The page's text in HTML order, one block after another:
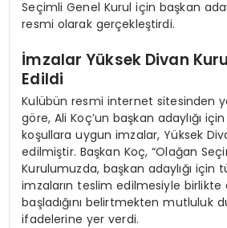
Seçimli Genel Kurul için başkan
resmi olarak gerçekleştirdi.
İmzalar Yüksek Divan
Edildi
Kulübün resmi internet sitesinden
göre, Ali Koç’un başkan adaylığı
koşullara uygun imzalar, Yüksek
edilmiştir. Başkan Koç, “Olağan
Kurulumuzda, başkan adaylığı için
imzaların teslim edilmesiyle
başladığını belirtmekten mutluluk
ifadelerine yer verdi.